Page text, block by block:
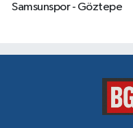
Samsunspor - Göztepe